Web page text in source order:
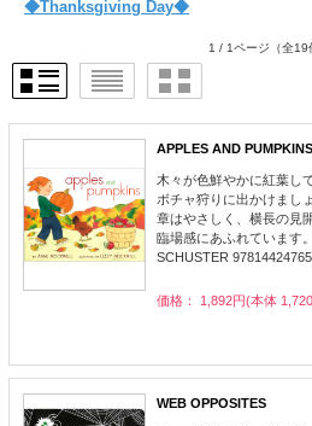
◆Thanksgiving Day◆
1 / 1ページ （全19
APPLES AND PUMPKINS
木々が色鮮やかに紅葉し
ボチャ狩りに出かけまし
章はやさしく、横長の見
臨場感にあふれています
SCHUSTER
価格： 1,892円(本体
WEB OPPOSITES